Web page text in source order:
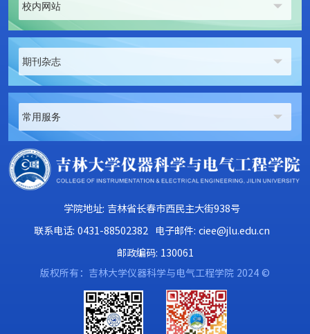
校内网站
期刊杂志
常用服务
学院地址: 吉林省长春市西民主大街938号
联系电话: 0431-88502382 电子邮件: ciee@jlu.edu.cn
邮政编码: 130061
版权所有：吉林大学仪器科学与电气工程学院 2024 ©